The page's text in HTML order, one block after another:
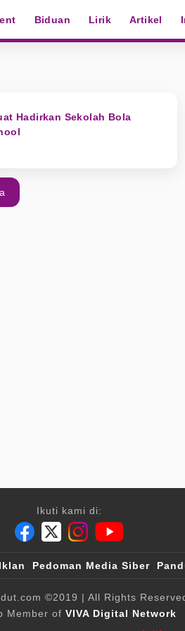
Biduan Lirik Artikel
Hadirkan Sekolah Bola
Ikuti kami di:
Pedoman Media Siber
©2019 | All Rights
Member of VIVA Digital Network